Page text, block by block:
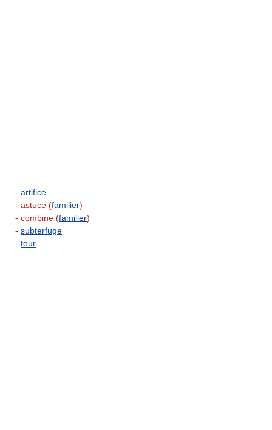
- artifice
- astuce (familier)
- combine (familier)
- subterfuge
- tour